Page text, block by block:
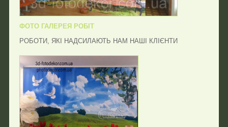
ФОТО ГАЛЕРЕЯ РОБІТ
РОБОТИ, ЯКІ НАДСИЛАЮТЬ НАМ НАШІ КЛІЄНТИ